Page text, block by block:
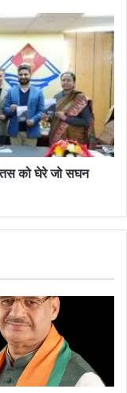
को घेरे जो सघन